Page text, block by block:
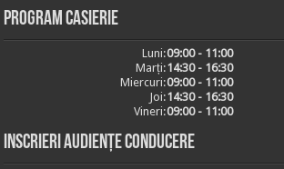
Program casierie
Luni:09:00 - 11:00
Marți:14:30 - 16:30
Miercuri:09:00 - 11:00
Joi:14:30 - 16:30
Vineri:09:00 - 11:00
Inscrieri audiențe conducere